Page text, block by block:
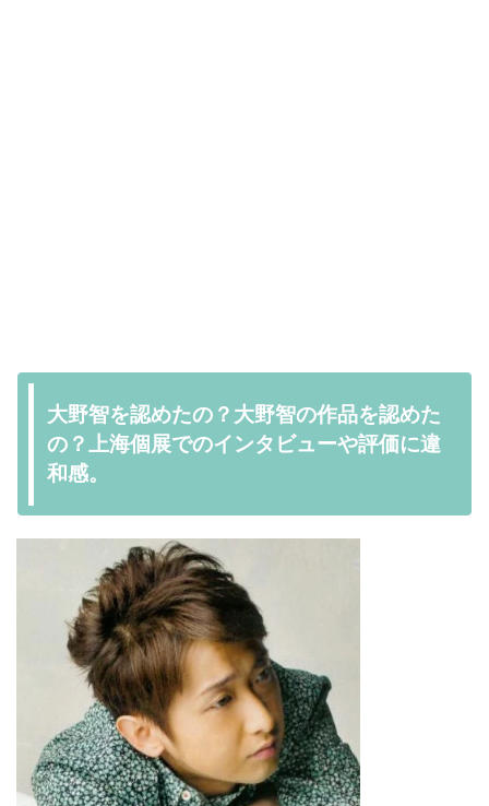
大野智を認めたの？大野智の作品を認めた
の？上海個展でのインタビューや評価に違
和感。